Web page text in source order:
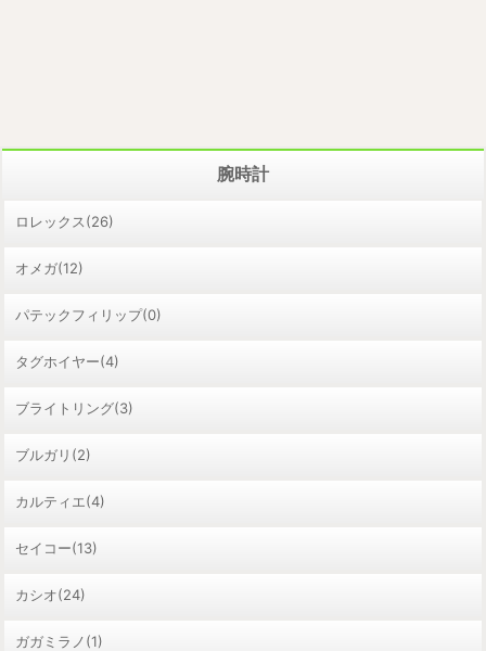
腕時計
ロレックス(26)
オメガ(12)
パテックフィリップ(0)
タグホイヤー(4)
ブライトリング(3)
ブルガリ(2)
カルティエ(4)
セイコー(13)
カシオ(24)
ガガミラノ(1)